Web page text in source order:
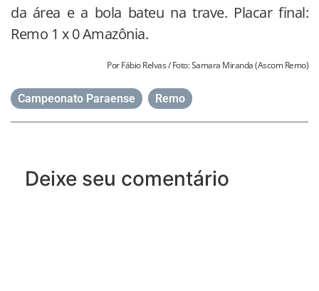
da área e a bola bateu na trave. Placar final:
Remo 1 x 0 Amazônia.
Por Fábio Relvas / Foto: Samara Miranda (Ascom Remo)
Campeonato Paraense Remo
Deixe seu comentário